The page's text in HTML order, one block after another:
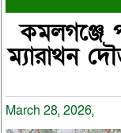
কমলগঞ্জে
ম্যারাথন
March 28, 2026,